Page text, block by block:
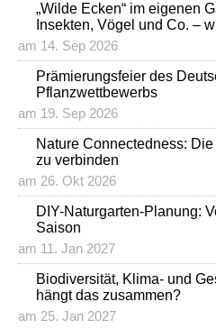
„Wilde Ecken“ im eigenen
Insekten, Vögel und Co. –
am 14. Sep 2026
Prämierungsfeier des
Pflanzwettbewerbs
am 19. Sep 2026
Nature Connectedness:
zu verbinden
am 26. Okt 2026
DIY-Naturgarten-Planung:
Saison
am 11. Jan 2027
Biodiversität, Klima- und
hängt das zusammen?
am 25. Jan 2027